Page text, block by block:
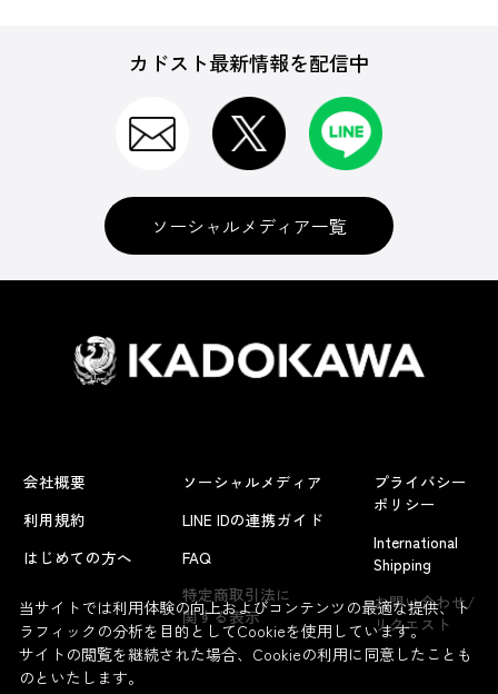
カドスト最新情報を配信中
ソーシャルメディア一覧
会社概要
利用規約
はじめての方へ
ソーシャルメディア
LINE IDの連携ガイド
FAQ
特定商取引法に
関する表示
プライバシー
ポリシー
International
Shipping
お問い合わせ/
リクエスト
当サイトでは利用体験の向上およびコンテンツの最適な提供、ト
ラフィックの分析を目的としてCookieを使用しています。
サイトの閲覧を継続された場合、Cookieの利用に同意したことも
のといたします。